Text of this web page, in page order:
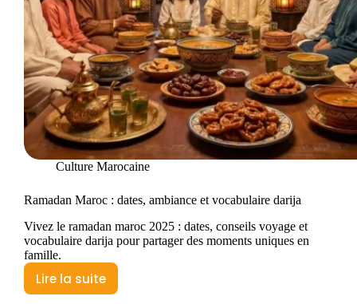
Culture Marocaine
Ramadan Maroc : dates, ambiance et vocabulaire darija
Vivez le ramadan maroc 2025 : dates, conseils voyage et
vocabulaire darija pour partager des moments uniques en
famille.
Lire la suite
Ramadan